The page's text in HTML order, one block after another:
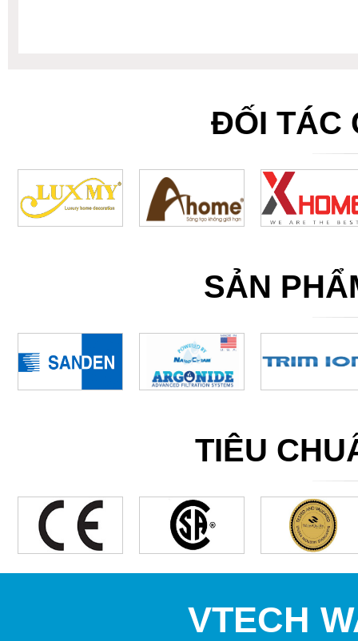
ĐỐI TÁC
SẢN
TIÊU
VTECH